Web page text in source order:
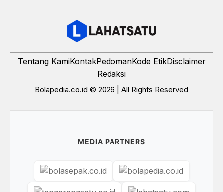
Tentang KamiKontakPedomanKode EtikDisclaimer
Redaksi
Bolapedia.co.id © 2026 | All Rights Reserved
MEDIA PARTNERS